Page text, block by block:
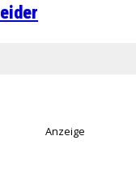
Anzeige